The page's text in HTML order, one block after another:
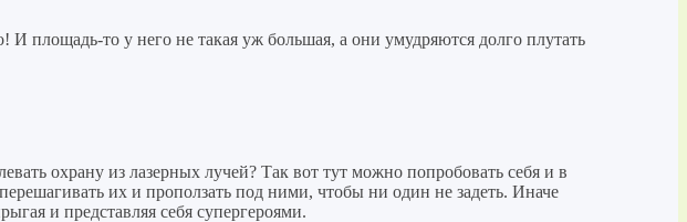
площадь-то у него не такая уж большая, а они умудряются долго плутать
охрану из лазерных лучей? Так вот тут можно попробовать себя и в
их и проползать под ними, чтобы ни один не задеть. Иначе
и представляя себя супергероями.